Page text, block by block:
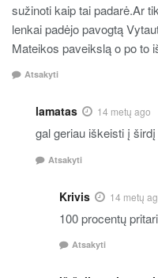
sužinoti kaip tai padarė.Ar
lenkai padėjo pavogtą
Mateikos paveikslą o po to
Atsakyti
lamatas 14 metų ago
gal geriau iškeisti į
Atsakyti
Krivis 14 metų
100 procentų
Atsakyti